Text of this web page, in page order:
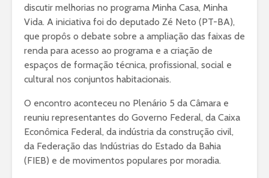
discutir melhorias no programa Minha Casa, Minha
Vida. A iniciativa foi do deputado Zé Neto (PT-BA),
que propôs o debate sobre a ampliação das faixas de
renda para acesso ao programa e a criação de
espaços de formação técnica, profissional, social e
cultural nos conjuntos habitacionais.
O encontro aconteceu no Plenário 5 da Câmara e
reuniu representantes do Governo Federal, da Caixa
Econômica Federal, da indústria da construção civil,
da Federação das Indústrias do Estado da Bahia
(FIEB) e de movimentos populares por moradia.